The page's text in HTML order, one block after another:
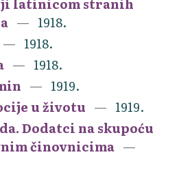
1918.
1918.
1918.
1919.
u životu
1919.
Dodatci na skupoću
činovnicima